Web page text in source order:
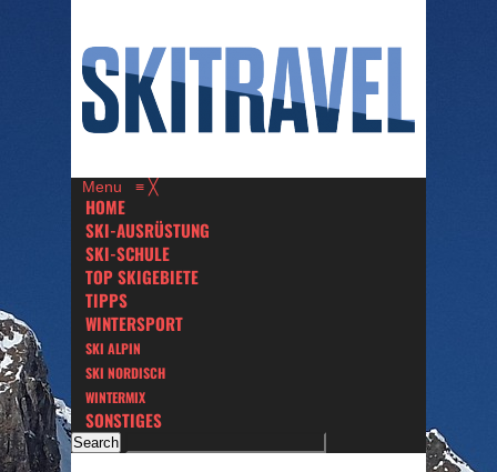
Menu ≡ ╳
HOME
SKI-AUSRÜSTUNG
SKI-SCHULE
TOP SKIGEBIETE
TIPPS
WINTERSPORT
SKI ALPIN
SKI NORDISCH
WINTERMIX
SONSTIGES